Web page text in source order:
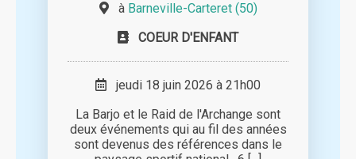
à Barneville-Carteret (50)
COEUR D'ENFANT
jeudi 18 juin 2026 à 21h00
La Barjo et le Raid de l'Archange sont
deux événements qui au fil des années
sont devenus des références dans le